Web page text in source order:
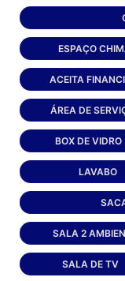
ESPAÇO
ACEITA
ÁREA DE
BOX DE VIDRO
LAVABO
SALA 2
SALA DE TV